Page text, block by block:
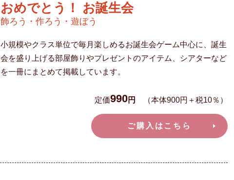
おめでとう！ お誕生会
飾ろう・作ろう・遊ぼう
小規模やクラス単位で毎月楽しめるお誕生会ゲーム中心に、誕生
会を盛り上げる部屋飾りやプレゼントのアイテム、シアターなど
を一冊にまとめて掲載しています。
定価990円 （本体900円＋税10％）
ご購入はこちら